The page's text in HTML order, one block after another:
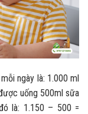
ngày là: 1.000 ml
uống 500ml sữa
là: 1.150 – 500 =